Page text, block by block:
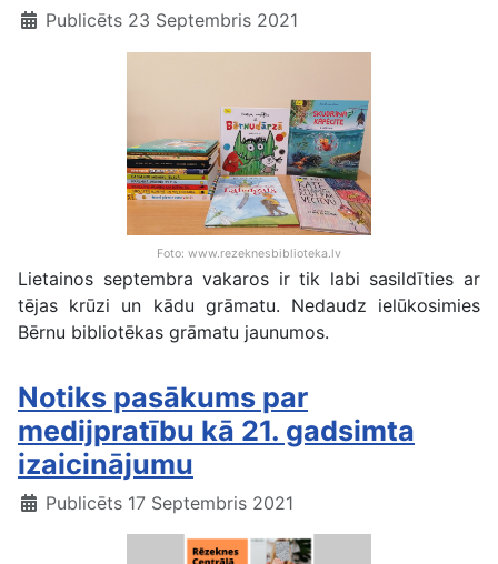
Publicēts 23 Septembris 2021
Foto: www.rezeknesbiblioteka.lv
Lietainos septembra vakaros ir tik labi sasildīties ar
tējas krūzi un kādu grāmatu. Nedaudz ielūkosimies
Bērnu bibliotēkas grāmatu jaunumos.
Notiks pasākums par
medijpratību kā 21. gadsimta
izaicinājumu
Publicēts 17 Septembris 2021